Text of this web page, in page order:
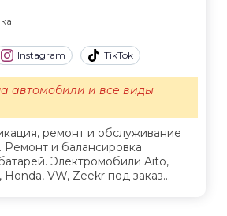
Instagram TikTok
ремонт и обслуживание
Ремонт и балансировка
Электромобили Aito,
VW, Zeekr под заказ...
автомобили и все виды